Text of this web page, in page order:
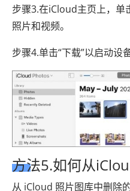
步骤3.在iCloud主页上，单
照片和视频。
步骤4.单击“下载”以启动设
方法5.如何从
从 iCloud 照片图库中删除